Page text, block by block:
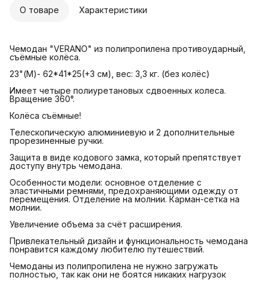
О товаре Характеристики
Чемодан "VERANO" из полипропилена противоударный,
съёмные колёса.
23"(М)- 62*41*25(+3 см), вес: 3,3 кг. (без колёс)
Имеет четыре полиуретановых сдвоенных колеса.
Вращение 360°.
Колёса съёмные!
Телескопическую алюминиевую и 2 дополнительные
прорезиненные ручки.
Защита в виде кодового замка, который препятствует
доступу внутрь чемодана.
Особенности модели: основное отделение с
эластичными ремнями, предохраняющими одежду от
перемещения. Отделение на молнии. Карман-сетка на
молнии.
Увеличение объема за счёт расширения.
Привлекательный дизайн и функциональность чемодана
понравится каждому любителю путешествий.
Чемоданы из полипропилена не нужно загружать
полностью, так как они не боятся никаких нагрузок